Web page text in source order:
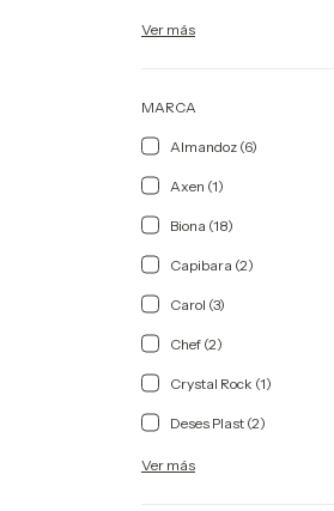
Ver más
MARCA
Almandoz (6)
Axen (1)
Biona (18)
Capibara (2)
Carol (3)
Chef (2)
Crystal Rock (1)
Deses Plast (2)
Ver más